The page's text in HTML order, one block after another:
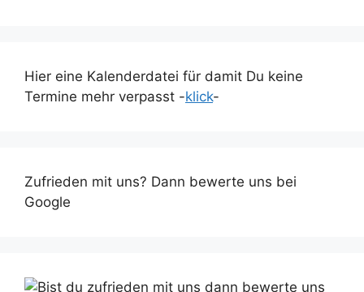
Hier eine Kalenderdatei für damit Du keine
Termine mehr verpasst -klick-
Zufrieden mit uns? Dann bewerte uns bei
Google